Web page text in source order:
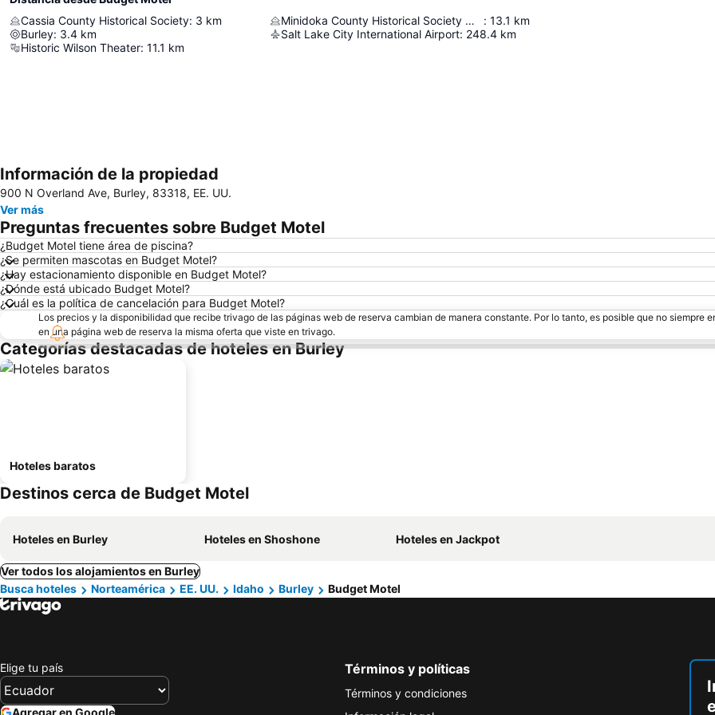
Cassia County Historical Society: 3 km
Burley: 3.4 km
Historic Wilson Theater: 11.1 km
Minidoka County Historical Society Museum : 13.1 km
Salt Lake City International Airport: 248.4 km
Información de la propiedad
900 N Overland Ave, Burley, 83318, EE. UU.
Ver más
Preguntas frecuentes sobre Budget Motel
¿Budget Motel tiene área de piscina?
¿Se permiten mascotas en Budget Motel?
¿Hay estacionamiento disponible en Budget Motel?
¿Dónde está ubicado Budget Motel?
¿Cuál es la política de cancelación para Budget Motel?
Los precios y la disponibilidad que recibe trivago de las páginas web de reserva cambian de manera constante. Por lo tanto, es posible que no siempre
en una página web de reserva la misma oferta que viste en trivago.
Categorías destacadas de hoteles en Burley
Hoteles baratos
Destinos cerca de Budget Motel
Hoteles en Burley Hoteles en Shoshone Hoteles en Jackpot
Ver todos los alojamientos en Burley
Busca hoteles
Norteamérica EE. UU. Idaho Burley Budget Motel
Elige tu país Términos y políticas
Términos y condiciones